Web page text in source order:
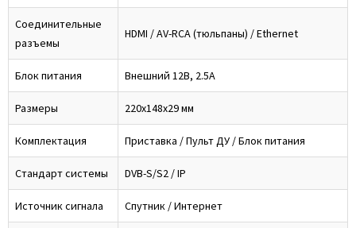
Соединительные
разъемы
HDMI / AV-RCA (тюльпаны) / Ethernet
Блок питания Внешний 12В, 2.5А
Размеры 220x148x29 мм
Комплектация Приставка / Пульт ДУ / Блок питания
Стандарт системы DVB-S/S2 / IP
Источник сигнала Спутник / Интернет